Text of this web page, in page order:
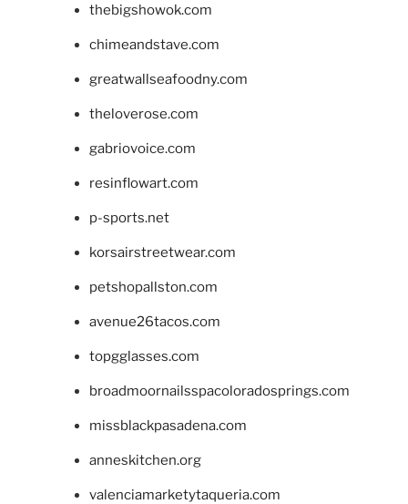
thebigshowok.com
chimeandstave.com
greatwallseafoodny.com
theloverose.com
gabriovoice.com
resinflowart.com
p-sports.net
korsairstreetwear.com
petshopallston.com
avenue26tacos.com
topgglasses.com
broadmoornailsspacoloradosprings.com
missblackpasadena.com
anneskitchen.org
valenciamarketytaqueria.com